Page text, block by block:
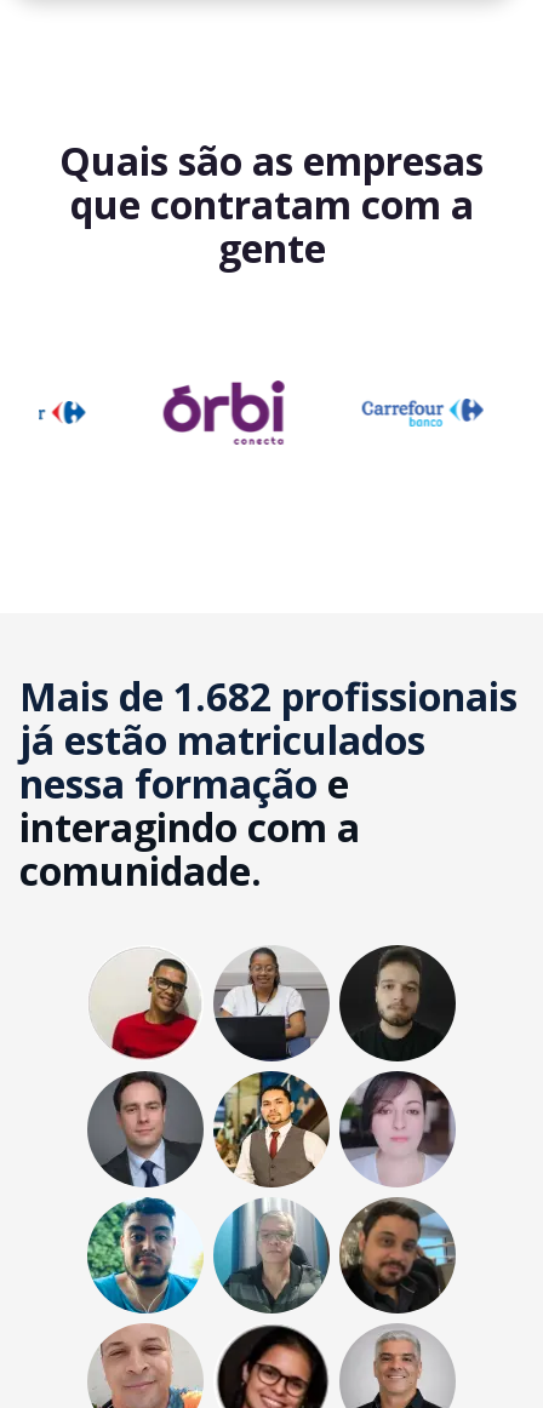
Quais são as empresas
que contratam com a
gente
Mais de 1.682 profissionais
já estão matriculados
nessa formação e
interagindo com a
comunidade.